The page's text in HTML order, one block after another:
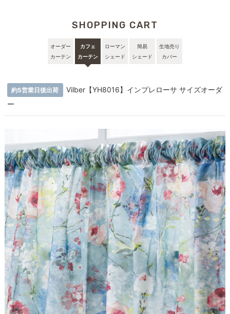
SHOPPING CART
オーダー
カーテン
カフェ
カーテン
ローマン
シェード
簡易
シェード
生地売り
カバー
約5営業日後出荷
Vilber【YH8016】インプレローサ サイズオーダ
ー